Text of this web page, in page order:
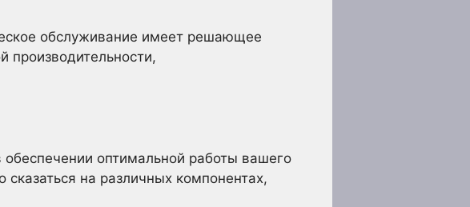
обслуживание имеет решающее
производительности,
оптимальной работы вашего
на различных компонентах,